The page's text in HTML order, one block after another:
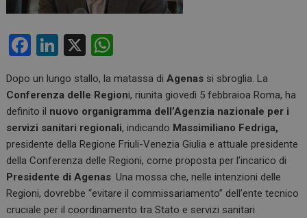
F
ce
b
o
o
k
Li
ke
dI
n
X
at
s
A
p
p
Dopo un lungo stallo, la matassa diAgenas si sbroglia. La
Conferenza delle Regioni, riunita giovedì 5 febbraioa Roma, ha
definito il nuovo organigramma dell’Agenzia nazionale per i
servizi sanitari regionali, indicando Massimiliano Fedriga,
presidente della Regione Friuli-Venezia Giulia e attuale presidente
della Conferenza delle Regioni, come proposta per l’incarico di
Presidente di Agenas. Una mossa che, nelle intenzioni delle
Regioni, dovrebbe “evitare il commissariamento” dell’ente tecnico
cruciale per il coordinamento tra Stato e servizi sanitari